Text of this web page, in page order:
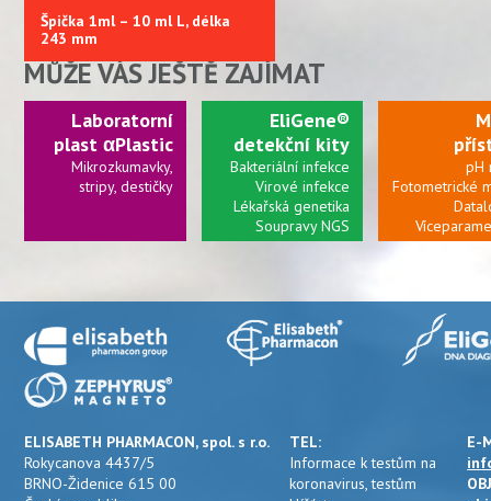
Špička 1ml – 10 ml L, délka
243 mm
MŮŽE VÁS JEŠTĚ ZAJÍMAT
Laboratorní
plast αPlastic
Mikrozkumavky,
stripy, destičky
EliGene®
detekční kity
Bakteriální infekce
Virové infekce
Lékařská genetika
Soupravy NGS
pH
Fotometrické
ELISABETH PHARMACON, spol. s r.o.
Rokycanova 4437/5
BRNO-Židenice 615 00
TEL:
Informace k testům na
koronavirus, testům
E-